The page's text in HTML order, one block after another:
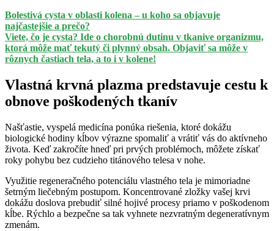
Bolestivá cysta v oblasti kolena – u koho sa objavuje
najčastejšie a prečo?
Viete, čo je cysta? Ide o chorobnú dutinu v tkanive organizmu,
ktorá môže mať tekutý či plynný obsah. Objaviť sa môže v
rôznych častiach tela, a to i v kolene!
Vlastná krvná plazma predstavuje cestu k
obnove poškodených tkanív
Našťastie, vyspelá medicína ponúka riešenia, ktoré dokážu
biologické hodiny kĺbov výrazne spomaliť a vrátiť vás do aktívneho
života. Keď zakročíte hneď pri prvých problémoch, môžete získať
roky pohybu bez cudzieho titánového telesa v nohe.
Využitie regeneračného potenciálu vlastného tela je mimoriadne
šetrným liečebným postupom. Koncentrované zložky vašej krvi
dokážu doslova prebudiť silné hojivé procesy priamo v poškodenom
kĺbe. Rýchlo a bezpečne sa tak vyhnete nezvratným degeneratívnym
zmenám.